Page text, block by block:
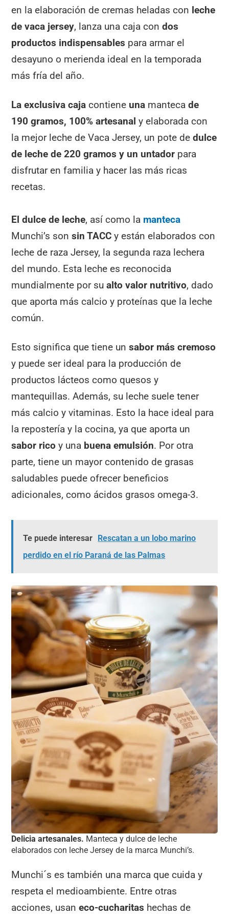
en la elaboración de cremas heladas con leche
de vaca jersey, lanza una caja condos
productos indispensables para armar el
desayuno o merienda ideal en la temporada
más fría del año.
La exclusiva caja contiene una mantecade
190 gramos, 100% artesanal y elaborada con
la mejor leche de Vaca Jersey, un pote dedulce
de leche de 220 gramos y un untador para
disfrutar en familia y hacer las más ricas
recetas.
El dulce de leche, así como la manteca
Munchi’s sonsin TACC y están elaborados con
leche de raza Jersey, la segunda raza lechera
del mundo. Esta leche es reconocida
mundialmente por sualto valor nutritivo, dado
que aporta más calcio y proteínas que la leche
común.
Esto significa que tiene unsabor más cremoso
y puede ser ideal para la producción de
productos lácteos como quesos y
mantequillas. Además, su leche suele tener
más calcio y vitaminas. Esto la hace ideal para
la repostería y la cocina, ya que aporta un
sabor ricoy una buena emulsión. Por otra
parte, tiene un mayor contenido de grasas
saludables puede ofrecer beneficios
adicionales, como ácidos grasos omega-3.
Te puede interesar Rescatan a un lobo marino
perdido en el río Paraná de las Palmas
Delicia artesanales. Manteca y dulce de leche
elaborados con leche Jersey de la marca Munchi’s.
Munchi´s es también una marca que cuida y
respeta el medioambiente. Entre otras
acciones, usaneco-cucharitas hechas de